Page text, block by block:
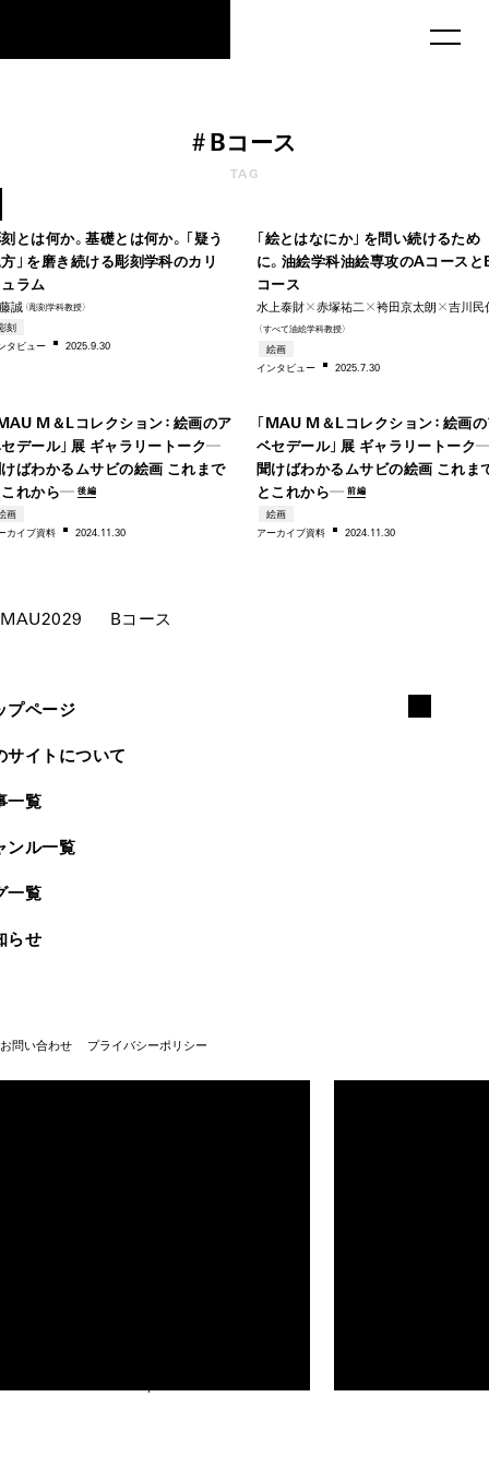
# Bコース
TAG
1978
とは何か。基礎とは何か。「疑う
」を磨き続ける彫刻学科のカリ
ラム
誠 （彫刻学科教授）
刻
タビ ュー 2025.9.30
「絵とはなにか」を問い続けるため
に。油絵学科油絵専攻のAコースと
コース
水上泰財✕赤塚祐二✕袴田京太朗✕吉川民
（すべて油絵学科教授）
絵画
インタビ ュー 2025.7.30
M＆Lコレクション：絵画のア
デール」展 ギャラリートーク―
ばわかるムサビの絵画 これまで
これから― 後編
画
カイブ資料 2024.11.30
「MAU M＆Lコレクション：絵画
ベセデール」展 ギャラリートーク
聞けばわかるムサビの絵画 これま
とこれから― 前編
絵画
アーカイブ資料 2024.11.30
MAU2029 B コー ス
プページ
サイトについて
一覧
ンル一覧
一覧
らせ
お問い合わせ プライバシーポリシー